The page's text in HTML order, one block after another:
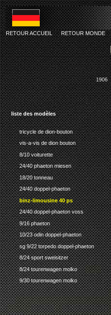
liste des modèles
tricycle de dion-bouton
vis-a-vis de dion bouton
8/10 voiturette
24/40 phaeton miesen
18/20 tonneau
24/40 doppel-phaeton
binz-limousine 40 ps
24/40 doppel-phaeton voss
9/16 phaeton
10/23 odin doppel-phaeton
sg 9/22 torpedo doppel-phaeton
8/24 sport sweisitzer
8/24 tourenwagen molko
9/30 tourenwagen molko
RETOUR ACCUEIL RETOUR MONDE
1906